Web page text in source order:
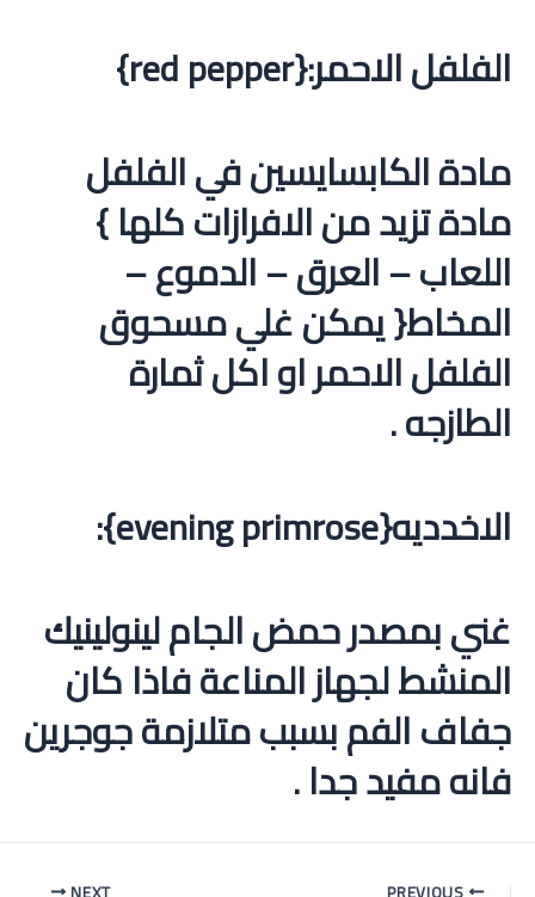
الفلفل الاحمر:{red pepper}
مادة الكابسايسين في الفلفل
مادة تزيد من الافرازات كلها }
اللعاب – العرق – الدموع –
المخاط{ يمكن غلي مسحوق
الفلفل الاحمر او اكل ثمارة
الطازجه .
الاخدديه{evening primrose}:
غني بمصدر حمض الجام لينولينيك
المنشط لجهاز المناعة فاذا كان
جفاف الفم بسبب متلازمة جوجرين
فانه مفيد جدا .
Post